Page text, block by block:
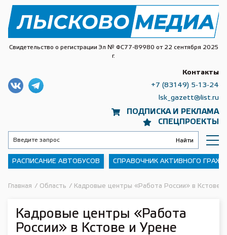
Свидетельство о регистрации Эл № ФС77-89980 от 22 сентября 2025
г.
ПОДПИСКА И РЕКЛАМА
СПЕЦПРОЕКТЫ
Контакты
+7 (83149) 5-13-24
lsk_gazett@list.ru
РАСПИСАНИЕ АВТОБУСОВ СПРАВОЧНИК АКТИВНОГО
Главная / Область / Кадровые центры «Работа России» в Кстове
Кадровые центры «Работа
России» в Кстове и Урене